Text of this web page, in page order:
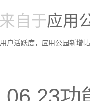
来自于应用
户活跃度，应用公园新增
功